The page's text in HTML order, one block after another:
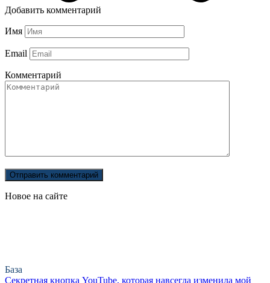
Добавить комментарий
Имя
Email
Комментарий
Новое на сайте
База
Секретная кнопка YouTube, которая навсегда изменила мой